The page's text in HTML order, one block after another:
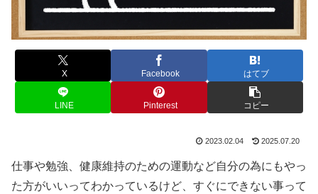
X Facebook はてブ
LINE Pinterest コピー
2023.02.04 2025.07.20
仕事や勉強、健康維持のための運動など自分の為にもやっ
た方がいいってわかっているけど、すぐにできない事って